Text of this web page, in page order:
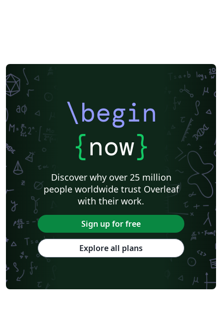
\begin
{now}
Discover why over 25 million
people worldwide trust Overleaf
with their work.
Sign up for free
Explore all plans